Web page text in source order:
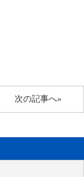
次の記事へ»